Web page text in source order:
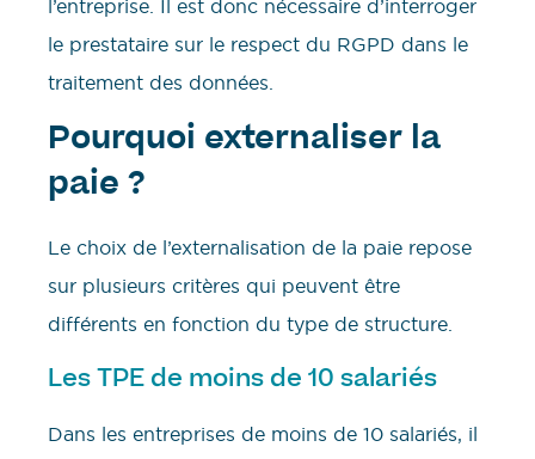
l’entreprise. Il est donc nécessaire d’interroger
le prestataire sur le respect du RGPD dans le
traitement des données.
Pourquoi externaliser la
paie ?
Le choix de l’externalisation de la paie repose
sur plusieurs critères qui peuvent être
différents en fonction du type de structure.
Les TPE de moins de 10 salariés
Dans les entreprises de moins de 10 salariés, il